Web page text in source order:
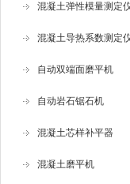
混凝土弹性模量测定
混凝土导热系数测定
自动双端面磨平机
自动岩石锯石机
混凝土芯样补平器
混凝土磨平机